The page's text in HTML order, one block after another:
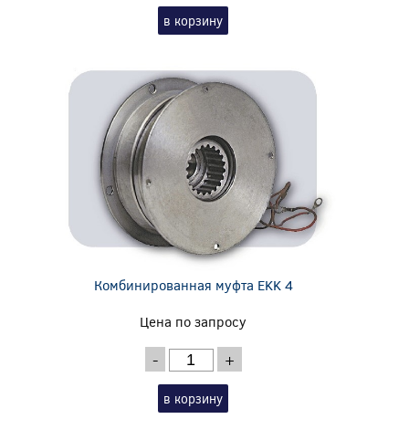
в корзину
Комбинированная муфта EKK 4
Цена по запросу
- +
в корзину